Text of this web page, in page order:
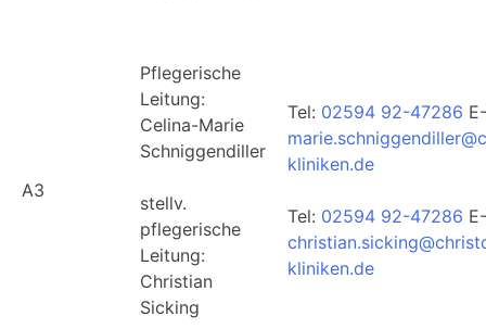
A3
Pflegerische
Leitung:
Celina-Marie
Schniggendiller
stellv.
pflegerische
Leitung:
Christian
Sicking
Tel: 02594 92-47286
kliniken.de
Tel: 02594 92-47286
kliniken.de